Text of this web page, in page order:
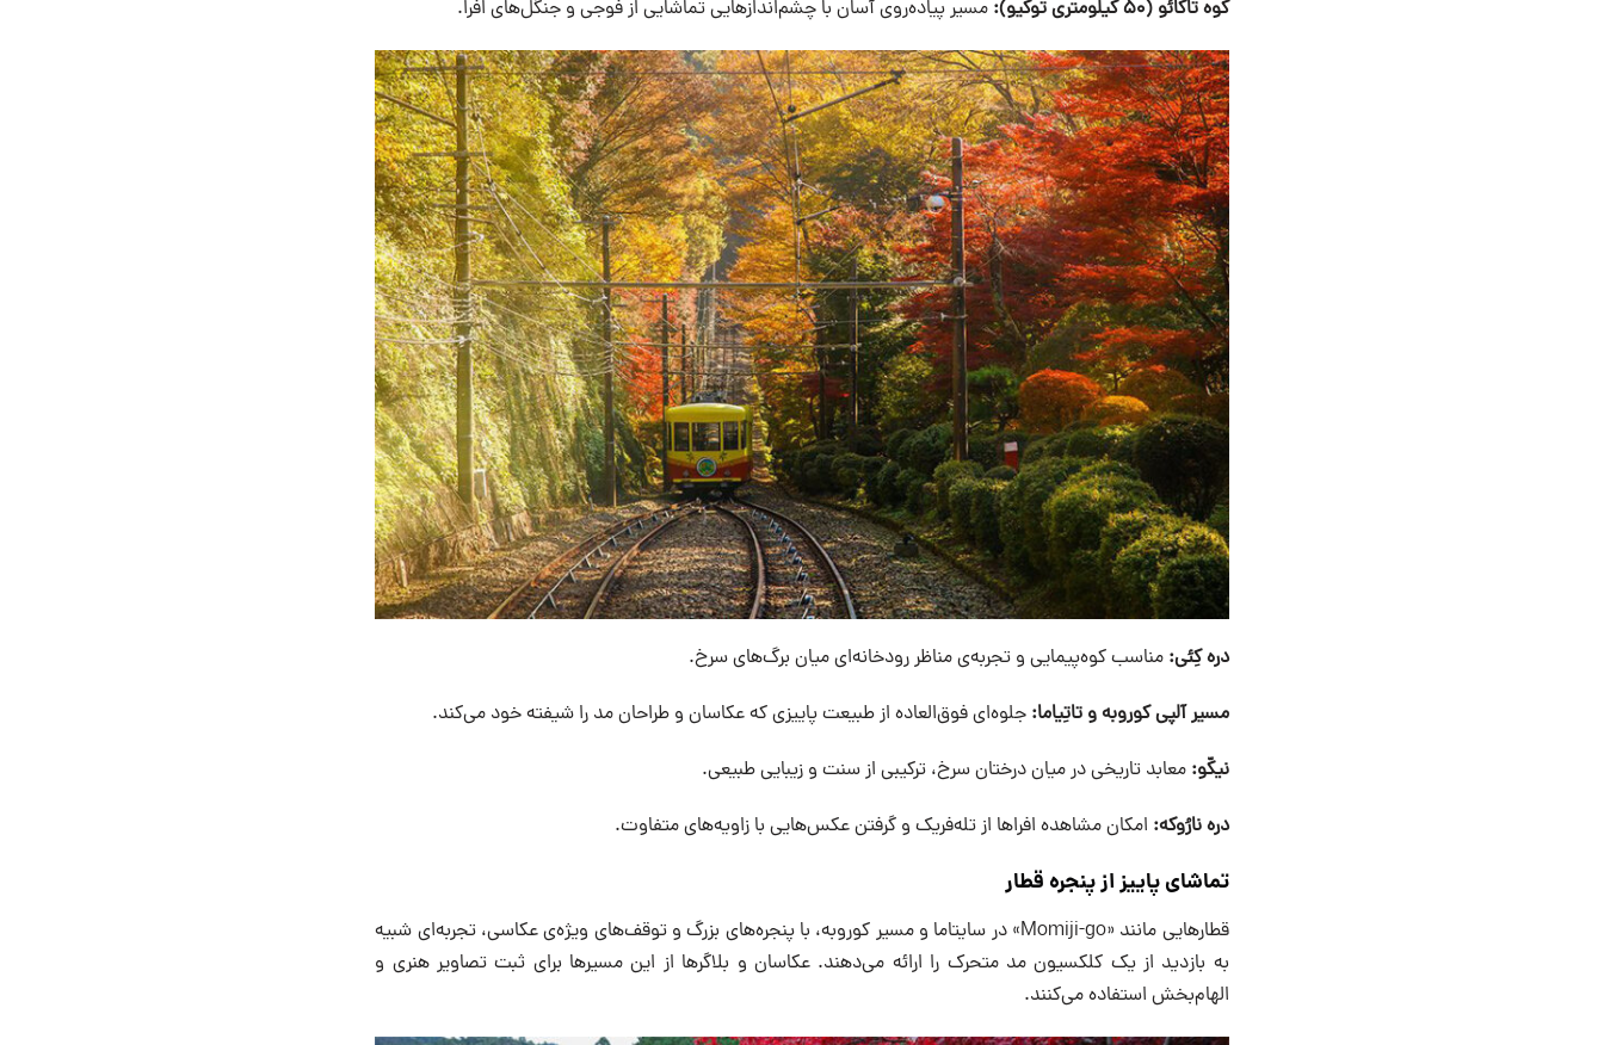
کوه تاکائو (۵۰ کیلومتری توکیو): مسیر پیاده‌روی آسان با چشم‌اندازهایی تماشایی از فوجی و جنگل‌های افرا.
دره کِئی: مناسب کوه‌پیمایی و تجربه‌ی مناظر رودخانه‌ای میان برگ‌های سرخ.
مسیر آلپی کوروبه و تاتِیاما: جلوه‌ای فوق‌العاده از طبیعت پاییزی که عکاسان و طراحان مد را شیفته خود می‌کند.
نیکّو: معابد تاریخی در میان درختان سرخ، ترکیبی از سنت و زیبایی طبیعی.
دره نارُوکه: امکان مشاهده افراها از تله‌فریک و گرفتن عکس‌هایی با زاویه‌های متفاوت.
تماشای پاییز از پنجره قطار
قطارهایی مانند «Momiji-go» در سایتاما و مسیر کوروبه، با پنجره‌های بزرگ و توقف‌های ویژه‌ی عکاسی، تجربه‌ای شبیه
به بازدید از یک کلکسیون مد متحرک را ارائه می‌دهند. عکاسان و بلاگرها از این مسیرها برای ثبت تصاویر هنری و
الهام‌بخش استفاده می‌کنند.